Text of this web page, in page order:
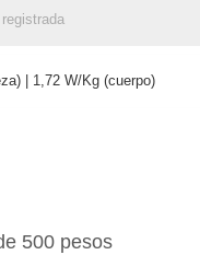
| 1,72 W/Kg (cuerpo)
500 pesos